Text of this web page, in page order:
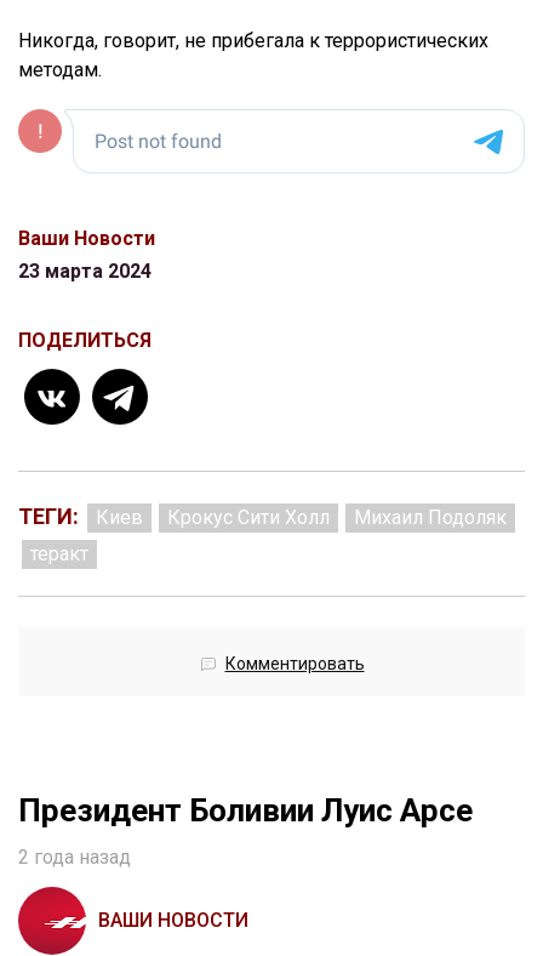
Никогда, говорит, не прибегала к террористических
методам.
Ваши Новости
23 марта 2024
ПОДЕЛИТЬСЯ
ТЕГИ: Киев Крокус Сити Холл
Михаил Подоляк
теракт
Комментировать
Президент Боливии Луис Арсе
2 года назад
ВАШИ НОВОСТИ